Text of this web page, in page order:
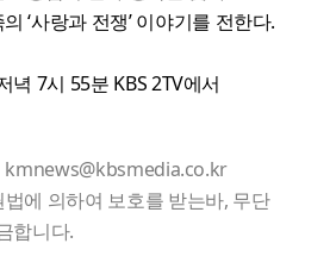
‘사랑과 전쟁’ 이야기를 전한다.
녁 7시 55분 KBS 2TV에서
kmnews@kbsmedia.co.kr
에 의하여 보호를 받는바, 무단
합니다.